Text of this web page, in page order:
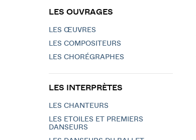
LES OUVRAGES
LES ŒUVRES
LES COMPOSITEURS
LES CHORÉGRAPHES
LES INTERPRÈTES
LES CHANTEURS
LES ETOILES ET PREMIERS
DANSEURS